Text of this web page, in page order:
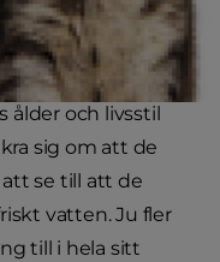
att konsumera
ålder och livsstil
sig om att de
se till att de
vatten. Ju fler
till i hela sitt